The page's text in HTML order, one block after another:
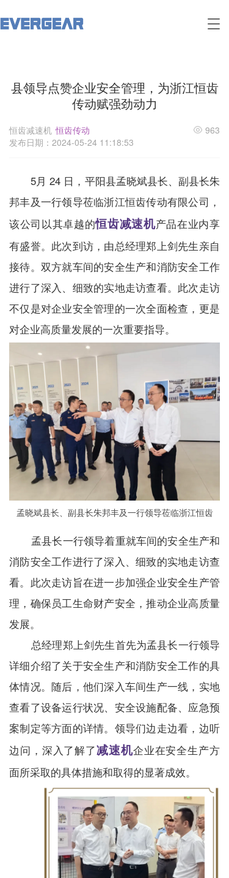
T
e
n
i
i
n
县领导点赞企业安全管理，为浙江恒齿
传动赋强劲动力
恒齿减速机 恒齿传动
发布日期：2024-05-24 11:18:53
963
5月 24 日，平阳县孟晓斌县长、副县长朱
邦丰及一行领导莅临浙江恒齿传动有限公司，
该公司以其卓越的恒齿减速机产品在业内享
有盛誉。此次到访，由总经理郑上剑先生亲自
接待。双方就车间的安全生产和消防安全工作
进行了深入、细致的实地走访查看。此次走访
不仅是对企业安全管理的一次全面检查，更是
对企业高质量发展的一次重要指导。
孟晓斌县长、副县长朱邦丰及一行领导莅临浙江恒齿
孟县长一行领导着重就车间的安全生产和
消防安全工作进行了深入、细致的实地走访查
看。此次走访旨在进一步加强企业安全生产管
理，确保员工生命财产安全，推动企业高质量
发展。
总经理郑上剑先生首先为孟县长一行领导
详细介绍了关于安全生产和消防安全工作的具
体情况。随后，他们深入车间生产一线，实地
查看了设备运行状况、安全设施配备、应急预
案制定等方面的详情。领导们边走边看，边听
边问，深入了解了减速机企业在安全生产方
面所采取的具体措施和取得的显著成效。